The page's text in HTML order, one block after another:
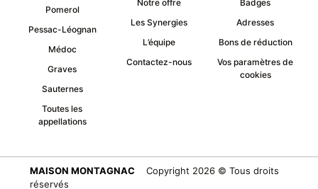
Pomerol
Pessac-Léognan
Médoc
Graves
Sauternes
Toutes les
appellations
Notre offre
Les Synergies
L’équipe
Contactez-nous
Badges
Adresses
Bons de réduction
Vos paramètres de
cookies
MAISON MONTAGNAC Copyright 2026 © Tous droits
réservés